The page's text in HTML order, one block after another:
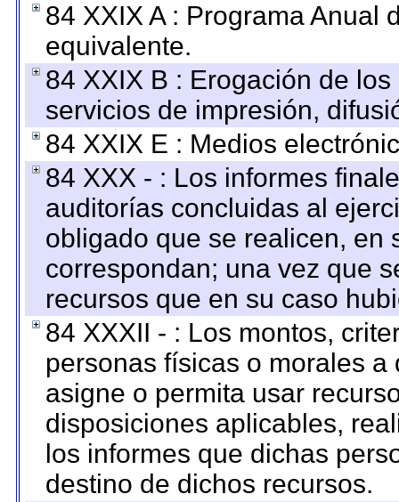
84 XXIX A : Programa Anual
equivalente.
84 XXIX B : Erogación de
servicios de impresión,
84 XXIX E : Medios
84 XXX - : Los informes
auditorías concluidas al
obligado que se realicen, en
correspondan; una vez que
recursos que en su caso
84 XXXII - : Los montos,
personas físicas o morales
asigne o permita usar
disposiciones aplicables,
los informes que dichas
destino de dichos recursos.